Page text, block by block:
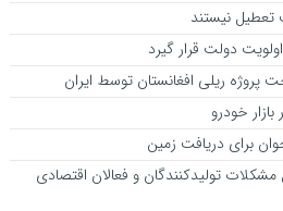
نیستند
دولت قرار گیرد
پروژه ریلی افغانستان توسط ایران
خودرو
مشکلات تولیدکنندگان و فعالان اقتصادی